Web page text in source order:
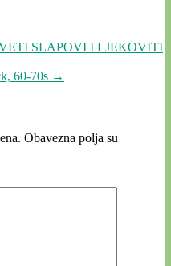
SLAPOVI I LJEKOVITI
60-70s →
Obavezna polja su